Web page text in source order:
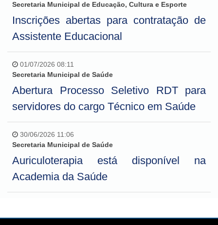
Secretaria Municipal de Educação, Cultura e Esporte
Inscrições abertas para contratação de
Assistente Educacional
01/07/2026 08:11
Secretaria Municipal de Saúde
Abertura Processo Seletivo RDT para
servidores do cargo Técnico em Saúde
30/06/2026 11:06
Secretaria Municipal de Saúde
Auriculoterapia está disponível na
Academia da Saúde